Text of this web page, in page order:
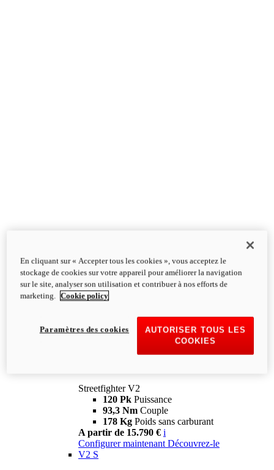
Streetfighter V2
120 Pk Puissance
93,3 Nm Couple
178 Kg Poids sans carburant
A partir de 15.790 € i
Configurer maintenant Découvrez-le
V2 S
En cliquant sur « Accepter tous les cookies », vous acceptez le
stockage de cookies sur votre appareil pour améliorer la navigation
sur le site, analyser son utilisation et contribuer à nos efforts de
marketing.
Cookie policy
AUTORISER TOUS LES
COOKIES
Paramètres des cookies